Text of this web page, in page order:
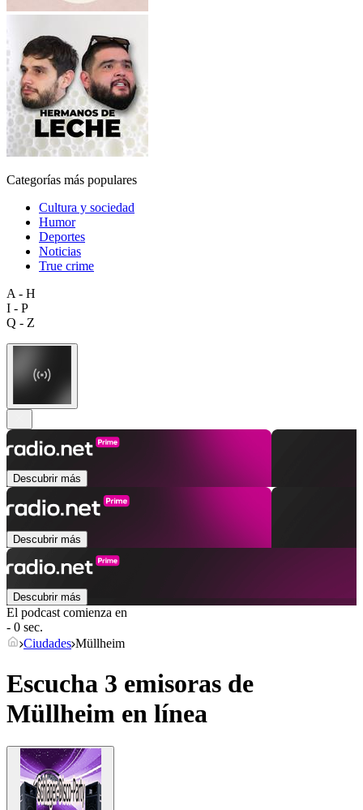
Categorías más populares
Cultura y sociedad
Humor
Deportes
Noticias
True crime
A - H
I - P
Q - Z
Descubrir más
Descubrir más
Descubrir más
El podcast comienza en
- 0 sec.
Ciudades Müllheim
Escucha 3 emisoras de
Müllheim en línea